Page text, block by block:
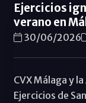
Ejercicios
verano en
30/06/2026
CVX Málaga y
Ejercicios de